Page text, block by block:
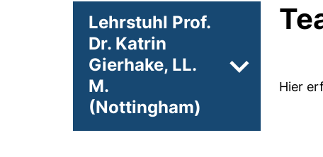
Lehrstuhl Prof.
Dr. Katrin
Gierhake, LL.
M.
(Nottingham)
Unterseiten
Hier